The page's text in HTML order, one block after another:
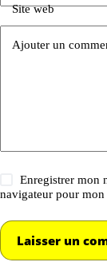
Site web
Ajouter un
Enregistrer mon
navigateur pour
Laisser un